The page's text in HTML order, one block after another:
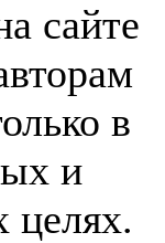
сайте
в
и